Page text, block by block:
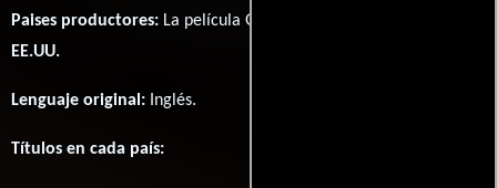
Paises productores: La película Gang of Roses fué producida en
EE.UU.
Lenguaje original: Inglés.
Títulos en cada país: